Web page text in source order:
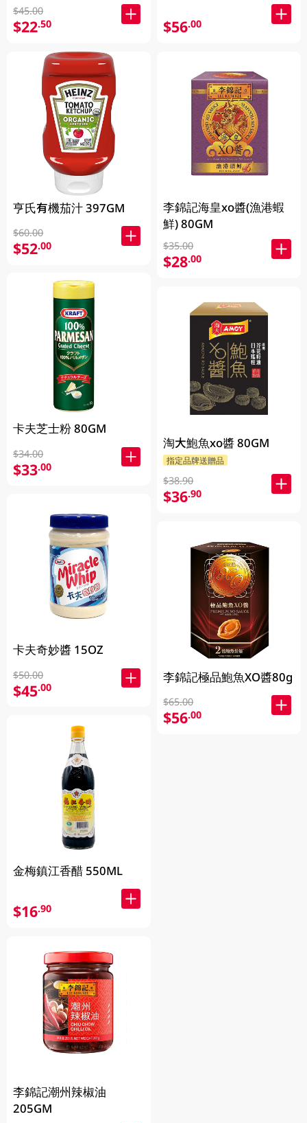
$45.00
$22.50
亨氏有機茄汁 397GM
$60.00
$52.00
卡夫芝士粉 80GM
$34.00
$33.00
卡夫奇妙醬 15OZ
$50.00
$45.00
金梅鎮江香醋 550ML
$16.90
李錦記潮州辣椒油
205GM
$56.00
李錦記海皇xo醬(漁港蝦
鮮) 80GM
$35.00
$28.00
淘大鮑魚xo醬 80GM
指定品牌送贈品
$38.90
$36.90
李錦記極品鮑魚XO醬80g
$65.00
$56.00